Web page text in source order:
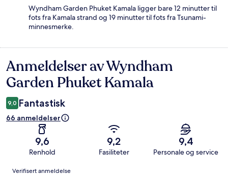
Wyndham Garden Phuket Kamala ligger bare 12 minutter til
fots fra Kamala strand og 19 minutter til fots fra Tsunami-
minnesmerke.
Anmeldelser
Anmeldelser av Wyndham
Garden Phuket Kamala
9,0 Fantastisk
66 anmeldelser
9,6
Renhold
9,2
Fasiliteter
9,4
Personale og service
Anmeldelser
Verifisert anmeldelse